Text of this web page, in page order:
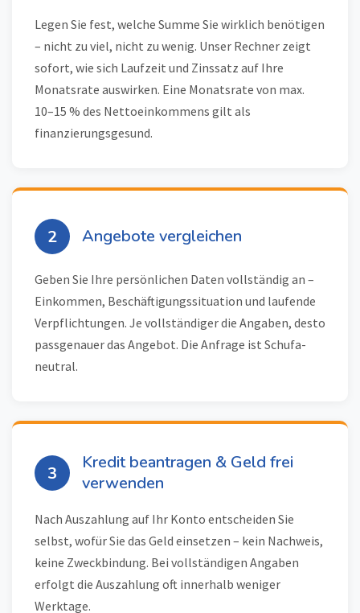
Legen Sie fest, welche Summe Sie wirklich benötigen
– nicht zu viel, nicht zu wenig. Unser Rechner zeigt
sofort, wie sich Laufzeit und Zinssatz auf Ihre
Monatsrate auswirken. Eine Monatsrate von max.
10–15 % des Nettoeinkommens gilt als
finanzierungsgesund.
2 Angebote vergleichen
Geben Sie Ihre persönlichen Daten vollständig an –
Einkommen, Beschäftigungssituation und laufende
Verpflichtungen. Je vollständiger die Angaben, desto
passgenauer das Angebot. Die Anfrage ist Schufa-
neutral.
3
Kredit beantragen & Geld frei
verwenden
Nach Auszahlung auf Ihr Konto entscheiden Sie
selbst, wofür Sie das Geld einsetzen – kein Nachweis,
keine Zweckbindung. Bei vollständigen Angaben
erfolgt die Auszahlung oft innerhalb weniger
Werktage.